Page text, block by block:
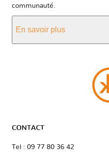
communauté.
En savoir plus
CONTACT
Tel : 09 77 80 36 42